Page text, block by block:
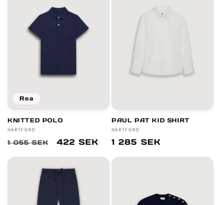
Rea
KNITTED POLO
Säljare:
HARTFORD
Ordinarie
1 055 SEK Försäljningspris
422 SEK
PAUL PAT KID SHIRT
Säljare:
HARTFORD
Ordinarie
1 285 SEK